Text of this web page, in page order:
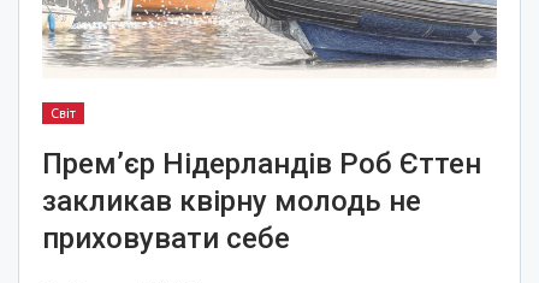
Світ
Прем’єр Нідерландів Роб Єттен
закликав квірну молодь не
приховувати себе